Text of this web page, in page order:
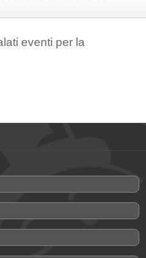
eventi per la